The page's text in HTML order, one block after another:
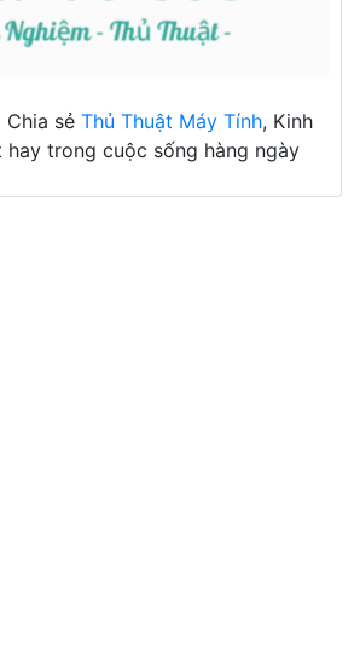
Chia sẻ Thủ Thuật Máy Tính, Kinh
hay trong cuộc sống hàng ngày